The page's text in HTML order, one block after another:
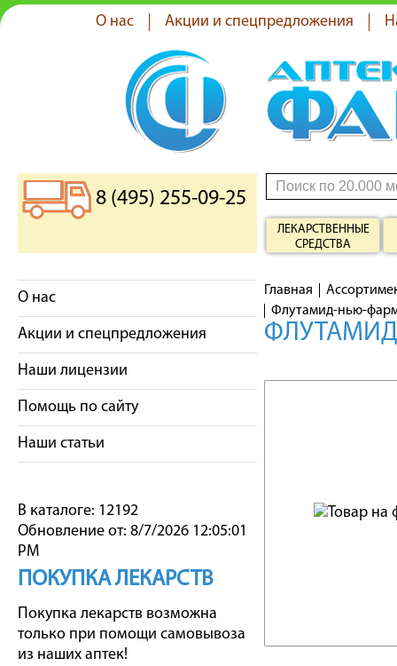
О нас Акции и спецпредложения
8 (495) 255-09-25
ЛЕКАРСТВЕННЫЕ
СРЕДСТВА
О нас
Акции и спецпредложения
Наши лицензии
Помощь по сайту
Наши статьи
В каталоге: 12192
Обновление от: 8/7/2026 12:05:01
PM
ПОКУПКА ЛЕКАРСТВ
Покупка лекарств возможна
только при помощи самовывоза
из наших аптек!
Главная
Флутамид-нью-